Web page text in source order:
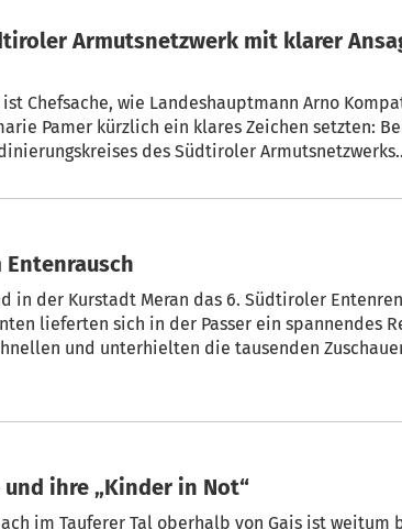
Armutsnetzwerk mit klarer
Chefsache, wie Landeshauptmann Arno
Pamer kürzlich ein klares Zeichen setzten:
des Südtiroler Armutsnetzwerks
Entenrausch
in der Kurstadt Meran das 6. Südtiroler
lieferten sich in der Passer ein spannendes
und unterhielten die tausenden
werden sozialen Zwecken
und ihre „Kinder in Not“
im Tauferer Tal oberhalb von Gais ist weitum